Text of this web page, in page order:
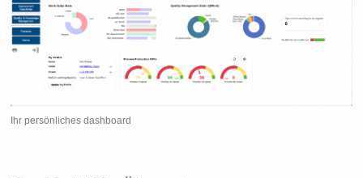
Ihr persönliches dashboard